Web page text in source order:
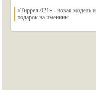
«Тиррел-021» - новая модель и
подарок на именины